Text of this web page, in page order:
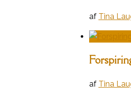
af Tina
af Tina